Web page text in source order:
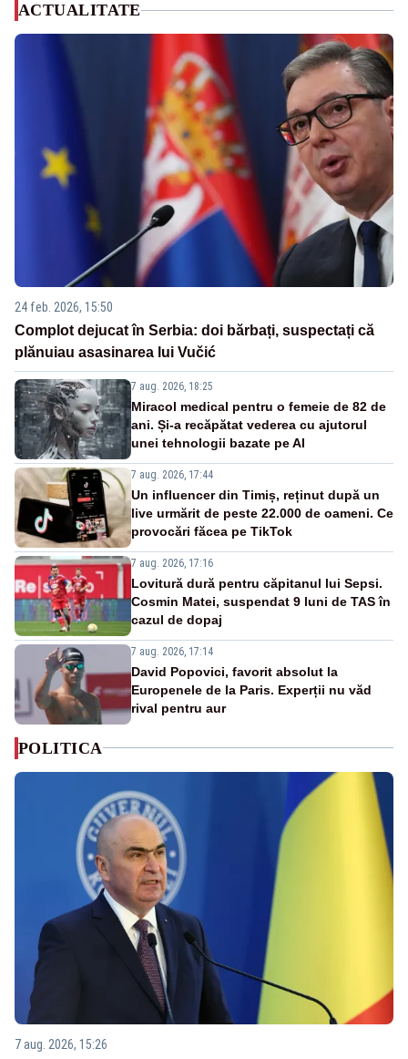
ACTUALITATE
24 feb. 2026, 15:50
Complot dejucat în Serbia: doi bărbați, suspectați că
plănuiau asasinarea lui Vučić
7 aug. 2026, 18:25
Miracol medical pentru o femeie de 82 de
ani. Și-a recăpătat vederea cu ajutorul
unei tehnologii bazate pe AI
7 aug. 2026, 17:44
Un influencer din Timiș, reținut după un
live urmărit de peste 22.000 de oameni. Ce
provocări făcea pe TikTok
7 aug. 2026, 17:16
Lovitură dură pentru căpitanul lui Sepsi.
Cosmin Matei, suspendat 9 luni de TAS în
cazul de dopaj
7 aug. 2026, 17:14
David Popovici, favorit absolut la
Europenele de la Paris. Experții nu văd
rival pentru aur
POLITICA
7 aug. 2026, 15:26